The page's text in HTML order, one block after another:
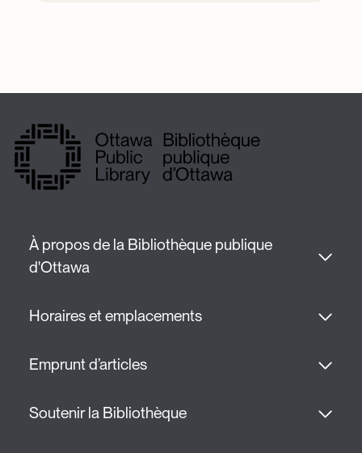
À propos de la Bibliothèque publique
d'Ottawa
Horaires et emplacements
Emprunt d’articles
Soutenir la Bibliothèque